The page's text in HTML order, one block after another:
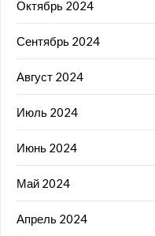
Октябрь 2024
Сентябрь 2024
Август 2024
Июль 2024
Июнь 2024
Май 2024
Апрель 2024